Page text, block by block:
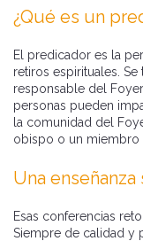
¿Qué es un
El predicador es la
retiros espirituales.
responsable del
personas pueden
la comunidad del
obispo o un miembro
Una
Esas conferencias
Siempre de calidad y